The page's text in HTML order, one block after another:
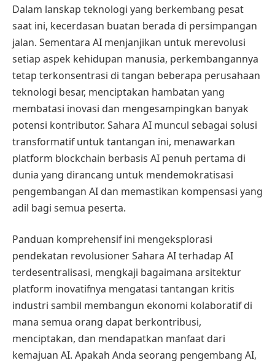
Dalam lanskap teknologi yang berkembang pesat
saat ini, kecerdasan buatan berada di persimpangan
jalan. Sementara AI menjanjikan untuk merevolusi
setiap aspek kehidupan manusia, perkembangannya
tetap terkonsentrasi di tangan beberapa perusahaan
teknologi besar, menciptakan hambatan yang
membatasi inovasi dan mengesampingkan banyak
potensi kontributor. Sahara AI muncul sebagai solusi
transformatif untuk tantangan ini, menawarkan
platform blockchain berbasis AI penuh pertama di
dunia yang dirancang untuk mendemokratisasi
pengembangan AI dan memastikan kompensasi yang
adil bagi semua peserta.
Panduan komprehensif ini mengeksplorasi
pendekatan revolusioner Sahara AI terhadap AI
terdesentralisasi, mengkaji bagaimana arsitektur
platform inovatifnya mengatasi tantangan kritis
industri sambil membangun ekonomi kolaboratif di
mana semua orang dapat berkontribusi,
menciptakan, dan mendapatkan manfaat dari
kemajuan AI. Apakah Anda seorang pengembang AI,